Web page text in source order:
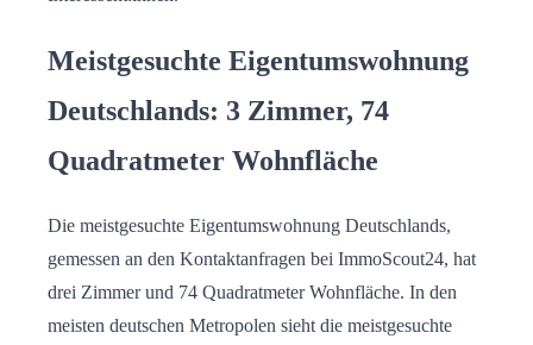
Meistgesuchte Eigentumswohnung
Deutschlands: 3 Zimmer, 74
Quadratmeter Wohnfläche
Die meistgesuchte Eigentumswohnung Deutschlands,
gemessen an den Kontaktanfragen bei ImmoScout24, hat
drei Zimmer und 74 Quadratmeter Wohnfläche. In den
meisten deutschen Metropolen sieht die meistgesuchte